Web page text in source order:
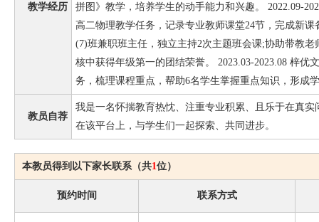
教学经历
拼图》教学，培养学生的动手能力和兴趣。 2022.09-
高二物理教学任务，记录专业教师课堂24节，完成新
(7)班兼职班主任，独立主持2次主题班会课;协助带教
核中获得年级第一的团结荣誉。 2023.03-2023.08 梓优
务，梳理课程重点，帮助6名学生掌握重点知识，形成
教员自荐
我是一名怀揣教育热忱、注重专业积累、且乐于在真
在该平台上，与学生们一起探索、共同进步。
本教员得到以下家长联系（共1位）
预约时间 联系方式